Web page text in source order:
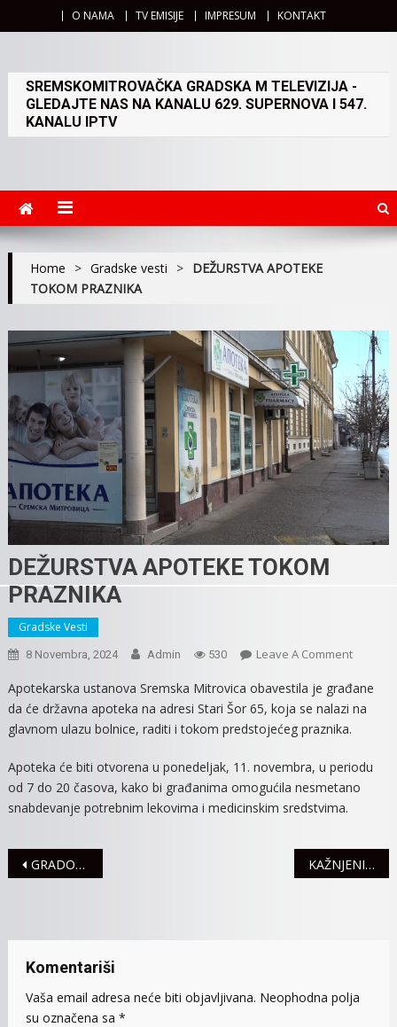
O NAMA TV EMISIJE IMPRESUM KONTAKT
SREMSKOMITROVAČKA GRADSKA M TELEVIZIJA -
GLEDAJTE NAS NA KANALU 629. SUPERNOVA I 547.
KANALU IPTV
Home > Gradske vesti > DEŽURSTVA APOTEKE
TOKOM PRAZNIKA
DEŽURSTVA APOTEKE TOKOM
PRAZNIKA
Gradske Vesti
8 Novembra, 2024 Admin 530 Leave A CommentOn
TOKOM
Apotekarska ustanova Sremska Mitrovica obavestila je građane
da će državna apoteka na adresi Stari Šor 65, koja se nalazi na
glavnom ulazu bolnice, raditi i tokom predstojećeg praznika.
Apoteka će biti otvorena u ponedeljak, 11. novembra, u periodu
od 7 do 20 časova, kako bi građanima omogućila nesmetano
snabdevanje potrebnim lekovima i medicinskim sredstvima.
Navigacija
GRADONAČELNIK BANJA LUKE ČESTITAO MITROVČANIMA DAN GRADA I GRADSKU SLAVU KAŽNJENI ZBOG SAOBRAĆAJNIH PREKRŠAJA
Komentariši
Vaša email adresa neće biti objavljivana. Neophodna polja
su označena sa *